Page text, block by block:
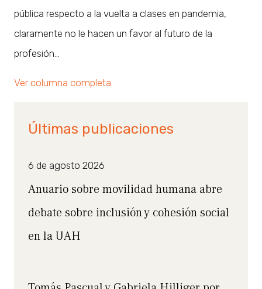
pública respecto a la vuelta a clases en pandemia,
claramente no le hacen un favor al futuro de la
profesión…
Ver columna completa
Últimas publicaciones
6 de agosto 2026
Anuario sobre movilidad humana abre
debate sobre inclusión y cohesión social
en la UAH